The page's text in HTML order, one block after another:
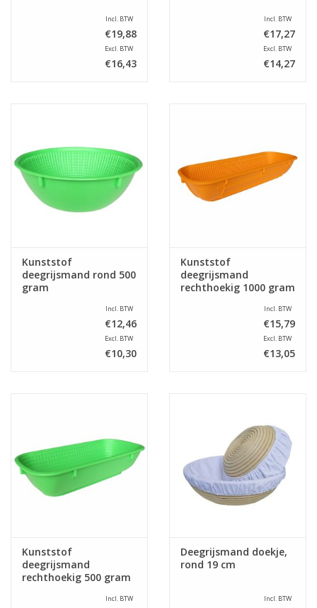
Incl. BTW
€19,88
Excl. BTW
€16,43
Incl. BTW
€17,27
Excl. BTW
€14,27
Kunststof
deegrijsmand rond 500
gram
Incl. BTW
€12,46
Excl. BTW
€10,30
Kunststof
deegrijsmand
rechthoekig 1000 gram
Incl. BTW
€15,79
Excl. BTW
€13,05
Kunststof
deegrijsmand
rechthoekig 500 gram
Incl. BTW
Deegrijsmand doekje,
rond 19 cm
Incl. BTW